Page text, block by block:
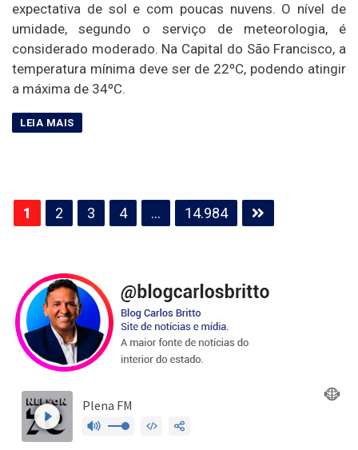
expectativa de sol e com poucas nuvens. O nível de
umidade, segundo o serviço de meteorologia, é
considerado moderado. Na Capital do São Francisco, a
temperatura mínima deve ser de 22ºC, podendo atingir
a máxima de 34ºC.
Paginação
de
1 2 3 4 … 14.984